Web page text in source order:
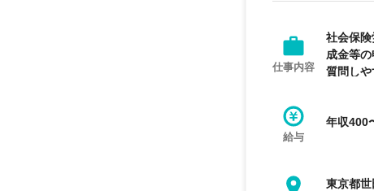
仕事内容
社会保
成金等
質問しや
給与
年収400
東京都